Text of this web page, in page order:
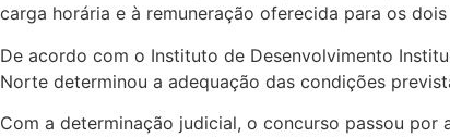
carga horária e à remuneração oferecida para os
De acordo com o Instituto de Desenvolvimento
Norte determinou a adequação das condições
Com a determinação judicial, o concurso passou